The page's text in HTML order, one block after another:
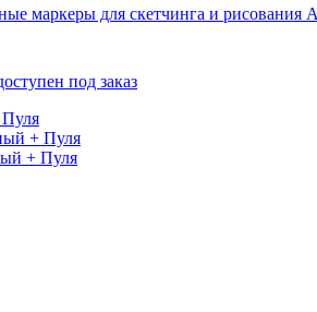
маркеры для скетчинга и
под заказ
+ Пуля
+ Пуля